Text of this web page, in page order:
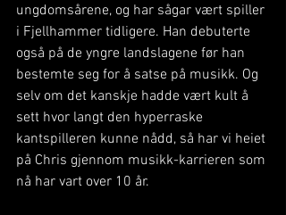
ungdomsårene, og har sågar vært spiller
i Fjellhammer tidligere. Han debuterte
også på de yngre landslagene før han
bestemte seg for å satse på musikk. Og
selv om det kanskje hadde vært kult å
sett hvor langt den hyperraske
kantspilleren kunne nådd, så har vi heiet
på Chris gjennom musikk-karrieren som
nå har vart over 10 år.